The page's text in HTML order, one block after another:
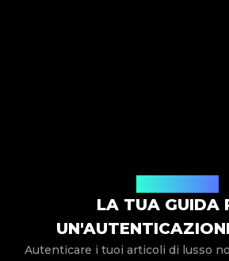
LA TUA GUIDA
Autenticare i tuoi articoli di lusso